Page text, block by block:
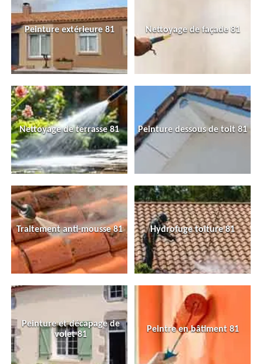
Peinture extérieure 81 Nettoyage de façade 81
Nettoyage de terrasse 81 Peinture dessous de toit 81
Traitement anti-mousse 81 Hydrofuge toiture 81
Peinture et décapage de
volet 81
Peintre en bâtiment 81